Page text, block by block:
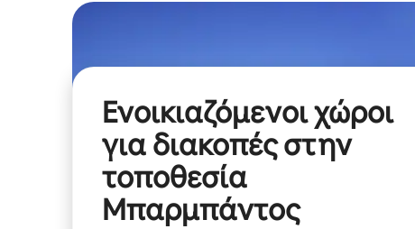
Ενοικιαζόμενοι χώροι
για διακοπές στην
τοποθεσία
Μπαρμπάντος